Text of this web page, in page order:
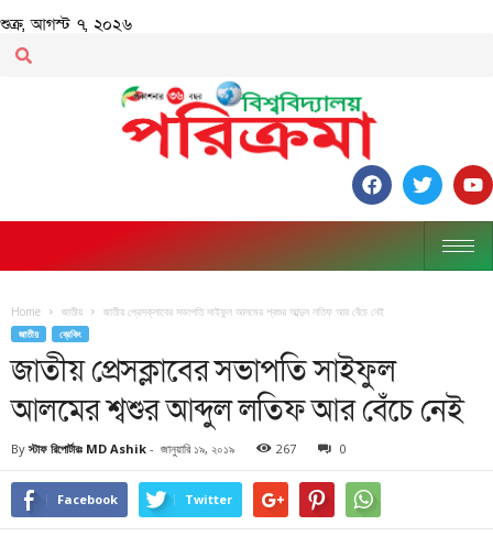
শুক্র, আগস্ট ৭, ২০২৬
Home জাতীয় জাতীয় প্রেসক্লাবের সভাপতি সাইফুল আলমের শ্বশুর আব্দুল লতিফ আর বেঁচে নেই
জাতীয় ব্রেকিং
জাতীয় প্রেসক্লাবের সভাপতি সাইফুল
আলমের শ্বশুর আব্দুল লতিফ আর বেঁচে নেই
By স্টাফ রিপোর্টারঃ MD Ashik - জানুয়ারি ১৯, ২০১৯ 267 0
Facebook Twitter